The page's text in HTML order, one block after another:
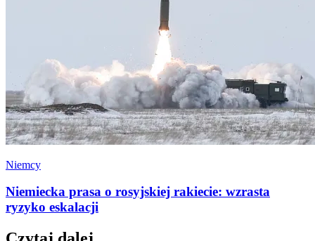
Niemcy
Niemiecka prasa o rosyjskiej rakiecie: wzrasta
ryzyko eskalacji